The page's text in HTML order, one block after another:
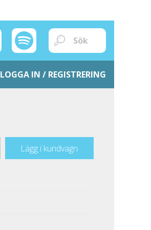
LOGGA IN / REGISTRERING
Lägg i kundvagn